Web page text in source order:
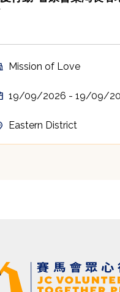
Mission of Love
19/09/2026 - 19/09/
Eastern District